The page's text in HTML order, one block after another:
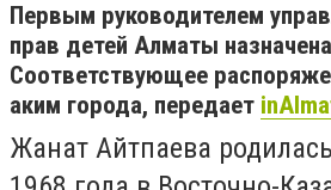
Первым руководителем
прав детей Алматы
Соответствующее
аким города, передает
Жанат Айтпаева